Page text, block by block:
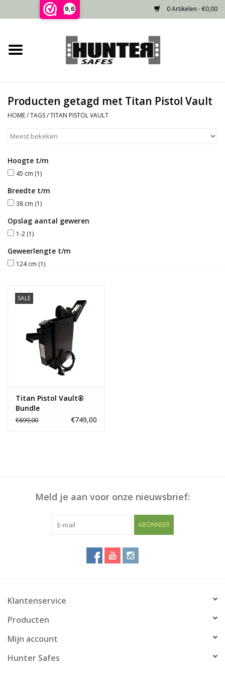
9,6 0 Artikelen - €0,00
Home
Gecertificeerd
Niet gecertificeerd
Kluisdeur
Recente projecten
Opties
Producten getagd met Titan Pistol Vault
HOME/TAGS/TITAN PISTOL VAULT
Hoogte t/m
45 cm (1)
Breedte t/m
38 cm (1)
Opslag aantal geweren
1-2 (1)
Geweerlengte t/m
124 cm (1)
SALE
Titan Pistol Vault®
Bundle
€899,00 €749,00
Meld je aan voor onze nieuwsbrief:
ABONNEER
Klantenservice
Producten
Mijn account
Hunter Safes